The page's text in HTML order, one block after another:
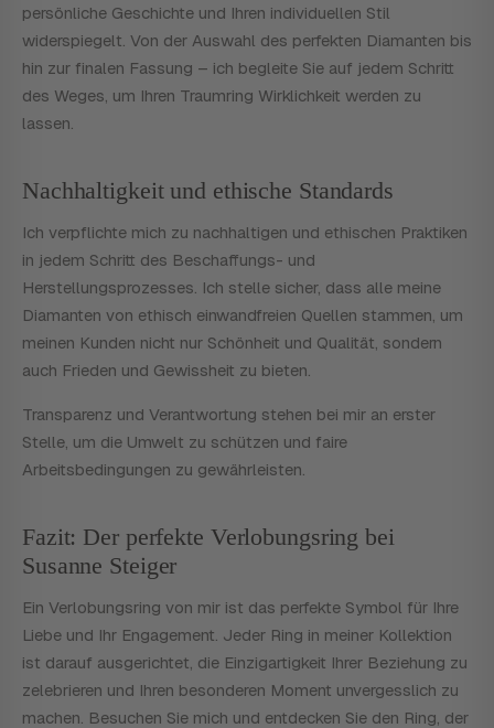
persönliche Geschichte und Ihren individuellen Stil
widerspiegelt. Von der Auswahl des perfekten Diamanten bis
hin zur finalen Fassung – ich begleite Sie auf jedem Schritt
des Weges, um Ihren Traumring Wirklichkeit werden zu
lassen.
Nachhaltigkeit und ethische Standards
Ich verpflichte mich zu nachhaltigen und ethischen Praktiken
in jedem Schritt des Beschaffungs- und
Herstellungsprozesses. Ich stelle sicher, dass alle meine
Diamanten von ethisch einwandfreien Quellen stammen, um
meinen Kunden nicht nur Schönheit und Qualität, sondern
auch Frieden und Gewissheit zu bieten.
Transparenz und Verantwortung stehen bei mir an erster
Stelle, um die Umwelt zu schützen und faire
Arbeitsbedingungen zu gewährleisten.
Fazit: Der perfekte Verlobungsring bei
Susanne Steiger
Ein Verlobungsring von mir ist das perfekte Symbol für Ihre
Liebe und Ihr Engagement. Jeder Ring in meiner Kollektion
ist darauf ausgerichtet, die Einzigartigkeit Ihrer Beziehung zu
zelebrieren und Ihren besonderen Moment unvergesslich zu
machen. Besuchen Sie mich und entdecken Sie den Ring, der